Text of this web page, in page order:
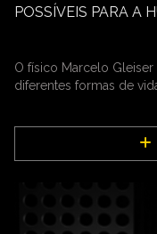
POSSÍVEIS PARA A
O físico Marcelo
diferentes formas de